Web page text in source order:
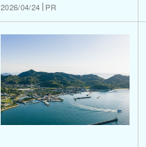
2026/04/24 PR